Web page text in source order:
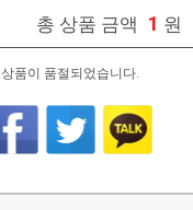
총 상품 금액 1 원
상품이 품절되었습니다.